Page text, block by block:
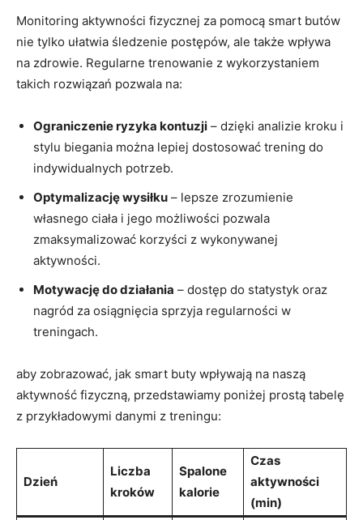
Monitoring aktywności fizycznej za pomocą smart butów
nie tylko ułatwia śledzenie postępów, ale także wpływa
na zdrowie. Regularne trenowanie z wykorzystaniem
takich rozwiązań pozwala na:
Ograniczenie ryzyka kontuzji – dzięki analizie kroku i
stylu biegania można lepiej dostosować trening do
indywidualnych potrzeb.
Optymalizację wysiłku – lepsze zrozumienie
własnego ciała i jego możliwości pozwala
zmaksymalizować korzyści z wykonywanej
aktywności.
Motywację do działania – dostęp do statystyk oraz
nagród za osiągnięcia sprzyja regularności w
treningach.
aby zobrazować, jak smart buty wpływają na naszą
aktywność fizyczną, przedstawiamy poniżej prostą tabelę
z przykładowymi danymi z treningu:
Dzień
Liczba
kroków
Spalone
kalorie
Czas
aktywności
(min)